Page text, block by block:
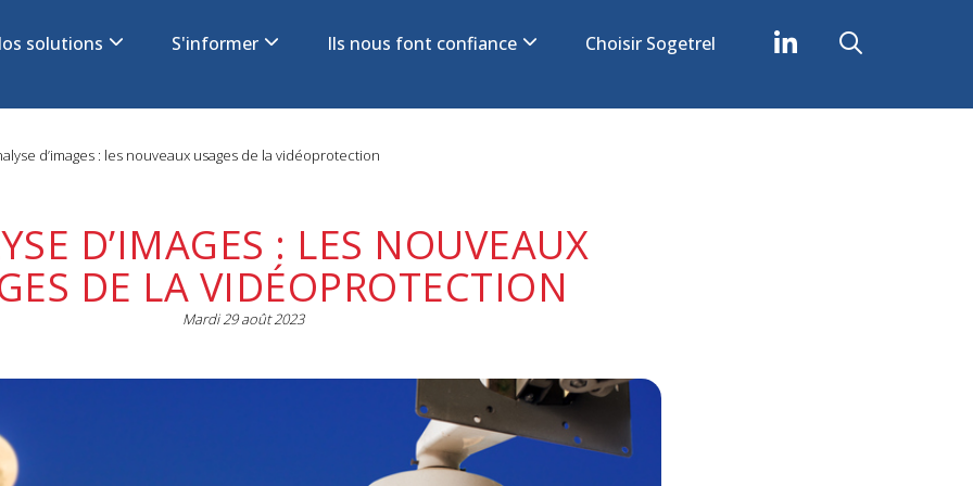
solutions S'informer Ils nous font confiance Choisir Sogetrel
d’images : les nouveaux usages de la vidéoprotection
D’IMAGES : LES NOUVEAUX
DE LA VIDÉOPROTECTION
Mardi 29 août 2023